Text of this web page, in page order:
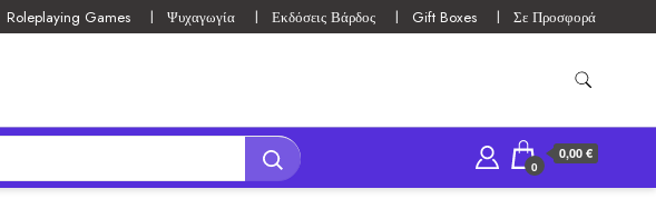
Roleplaying Games Ψυχαγωγία Εκδόσεις Βάρδος Gift Boxes Σε Προσφορά
0
0,00 €